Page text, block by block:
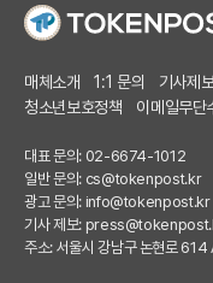
매체소개 1:1 문의 기사제
청소년보호정책
이메일무단
대표 문의: 02-6674-1012
일반 문의: cs@tokenpost.kr
광고 문의: info@tokenpost.kr
기사 제보:
주소: 서울시 강남구 논현로